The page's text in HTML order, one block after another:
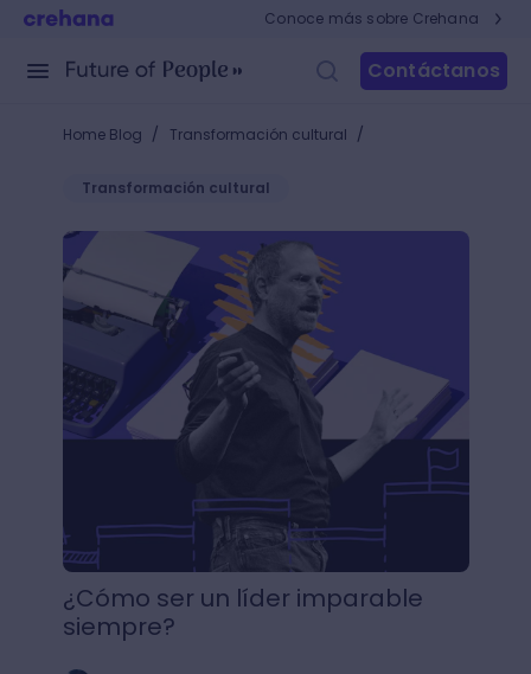
Conoce más sobre Crehana
Contáctanos
Home Blog / Transformación cultural /
Transformación cultural
¿Cómo ser un líder imparable siempre?
¿Cómo ser un líder imparable
siempre?